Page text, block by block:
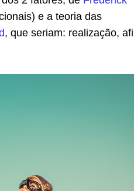
e a teoria das
, que seriam: realização,